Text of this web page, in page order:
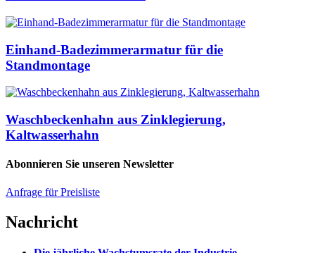
Einhand-Badezimmerarmatur für die
Standmontage
Waschbeckenhahn aus Zinklegierung,
Kaltwasserhahn
Abonnieren Sie unseren Newsletter
Anfrage für Preisliste
Nachricht